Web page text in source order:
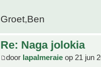
Groet,Ben
Re: Naga jolokia
door lapalmeraie op 21 jun